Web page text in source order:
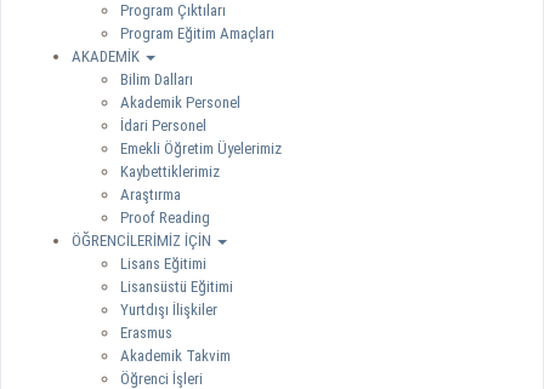
Program Çıktıları
Program Eğitim Amaçları
AKADEMİK
Bilim Dalları
Akademik Personel
İdari Personel
Emekli Öğretim Üyelerimiz
Kaybettiklerimiz
Araştırma
Proof Reading
ÖĞRENCİLERİMİZ İÇİN
Lisans Eğitimi
Lisansüstü Eğitimi
Yurtdışı İlişkiler
Erasmus
Akademik Takvim
Öğrenci İşleri